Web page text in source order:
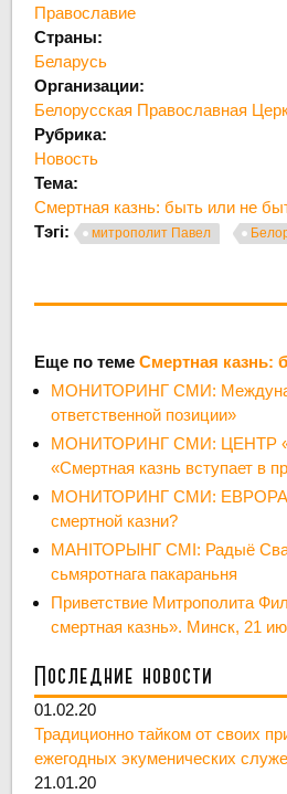
Православие
Страны:
Беларусь
Организации:
Белорусская Православная
Рубрика:
Новость
Тема:
Смертная казнь: быть или не
Тэгі:
митрополит Павел
Еще по темеСмертная казнь:
МОНИТОРИНГ СМИ:
ответственной позиции»
МОНИТОРИНГ СМИ: ЦЕНТР
«Cмертная казнь вступает в
МОНИТОРИНГ СМИ:
смертной казни?
МАНІТОРЫНГ СМІ: Радыё
сьмяротнага пакараньня
Приветствие Митрополита
смертная казнь». Минск, 21
Последние новости
01.02.20
Традиционно тайком от своих
ежегодных экуменических
21.01.20